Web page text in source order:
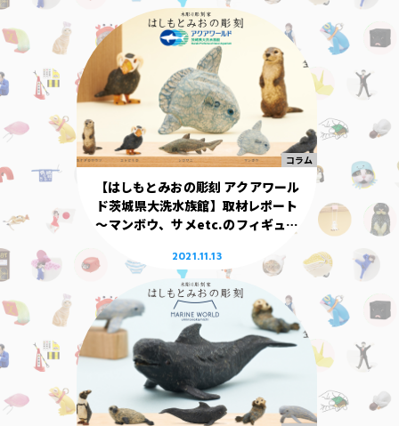
年月日
2026年08月
2026年07月
2026年06月
2026年05月
2026年04月
2026年03月
コラム
【はしもとみおの彫刻 アクアワール
ド茨城県大洗水族館】取材レポート
～マンボウ、サメetc.のフィギュア
2021.11.13